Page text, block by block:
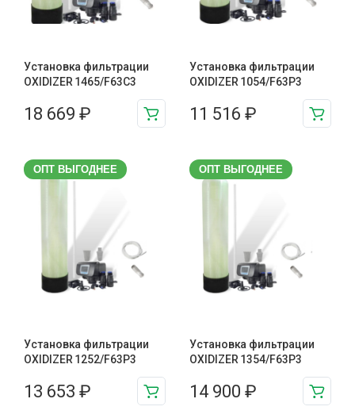
Установка фильтрации
OXIDIZER 1465/F63C3
18 669 ₽
Установка фильтрации
OXIDIZER 1054/F63P3
11 516 ₽
ОПТ ВЫГОДНЕЕ
Установка фильтрации
OXIDIZER 1252/F63P3
13 653 ₽
ОПТ ВЫГОДНЕЕ
Установка фильтрации
OXIDIZER 1354/F63P3
14 900 ₽